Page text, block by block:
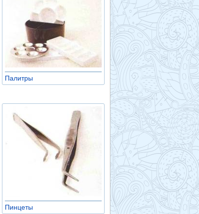
Палитры
Пинцеты